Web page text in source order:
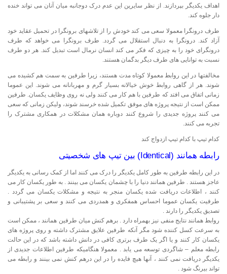
اهداف یکدیگر بپردازند. از نظر سایرین این عدم درک دوجانبه میان آنان می تواند خنده
دار جلوه کند.
طرف درونگرا معمولا سعی می کند خودش را از تلاشهای برونگرا در تحمیل عقاید خود
آزاد کند. درونگرا به دنبال استقلال می گردد. طرف برونگرا می خواهد که طرف
درونگرای خود را به چیزی که فکر می کند انسان نرمال است تبدیل کند. هر دو طرف
نسبت به توانایی های طرف دیگر بدگمان هستند.
مخالفتها در این روابط معمولا کوتاه مدت هستند، زیرا طرفین به سمت هم کشیده می
شوند. هر از گاهی روابط خوش خیالانه بسیار گرم و مهربانانه می شوند. این عموما
زمانی اتفاق می افتد که طرفین با هم کار می کنند ولی نه روی وظایف یکسان. طرفین
ممکن است از نتیجه پروژه های موفق تکمیل شده خرسند شوند، ولیکن زمانی که سعی
می کنند پروژه جدیدی را شروع کنند دوباره همان مشکلات در همکاری مشترک را
تجربه می کنند.
کدام تیپ با کدام تیپ ازدواج کند
رابطه همانند (Identical) بین تیپ های شخصیتی
در این رابطه طرفین به طور کامل یکدیگر را درک می کنند اما از کمک رسانی به یکدیگر
عاجز هستند . طرفین همانند دنیا را با چشمان یکسان می بینند . به طور یکسان کار می
کنند ، اطلاعات دریافت شده یکسان منجر به نتیجه و مشکلات یکسان می گردد .
طرفیت یکسان عموما احساس همفکری و همدردی می کنند و سعی بر پشتیبانی و
تصدیق یکدیگر را دارند .
روابط همانند نتایج منفی نیز بهمراه دارد . برهم کنش میان طرفین همانند ، ممکن است
به سرعت کسل کننده شود مگر آنکه طرفین علایق مشترک داشته و روی پروژه های
یکسان کار کنند و یا اگر یک طرف برتری کافی در دانش داشته باشد که در این حالت
رابطه معلم – شاگردی توسعه می یابد . معمولا هنگامیکه طرفین اطلاعات جدیدی از
یکدیگر دریافت نمی کنند ، آنها هیچ فایده را در این درهم کنش نمی بینند و رابطه می
تواند بیرنگ شود .